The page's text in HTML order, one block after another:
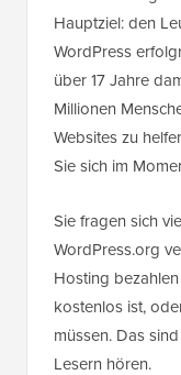
Hauptziel: den
WordPress
über 17 Jahre
Millionen
Websites zu
Sie sich im
Sie fragen sich
WordPress.org
Hosting
kostenlos ist,
müssen. Das
Lesern hören.